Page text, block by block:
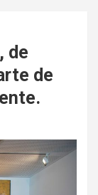
de
de